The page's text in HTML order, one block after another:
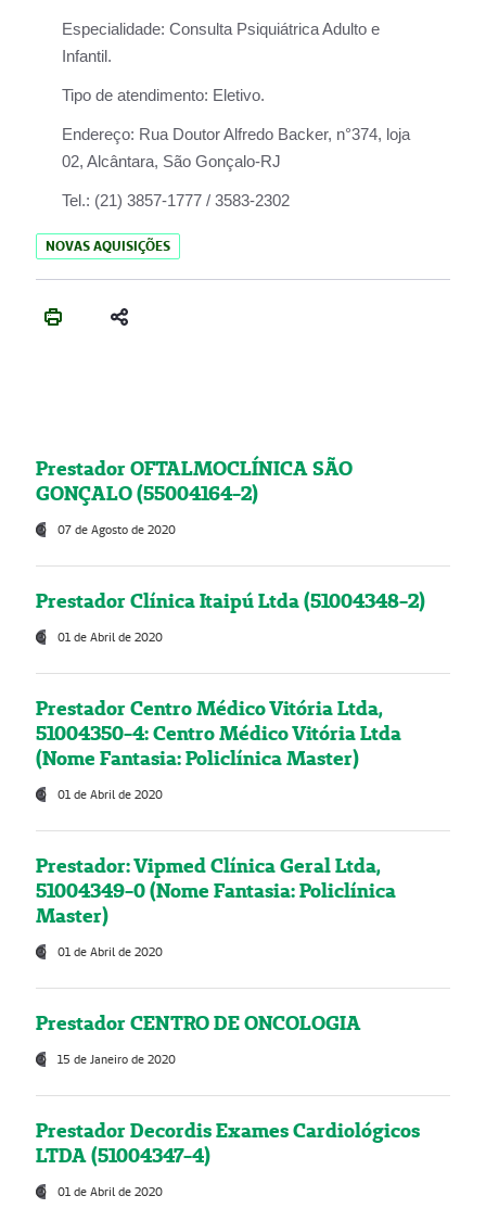
Especialidade: Consulta Psiquiátrica Adulto e
Infantil.
Tipo de atendimento: Eletivo.
Endereço: Rua Doutor Alfredo Backer, n°374, loja
02, Alcântara, São Gonçalo-RJ
Tel.: (21) 3857-1777 / 3583-2302
NOVAS AQUISIÇÕES
Prestador OFTALMOCLÍNICA SÃO
GONÇALO (55004164-2)
07 de Agosto de 2020
Prestador Clínica Itaipú Ltda (51004348-2)
01 de Abril de 2020
Prestador Centro Médico Vitória Ltda,
51004350-4: Centro Médico Vitória Ltda
(Nome Fantasia: Policlínica Master)
01 de Abril de 2020
Prestador: Vipmed Clínica Geral Ltda,
51004349-0 (Nome Fantasia: Policlínica
Master)
01 de Abril de 2020
Prestador CENTRO DE ONCOLOGIA
15 de Janeiro de 2020
Prestador Decordis Exames Cardiológicos
LTDA (51004347-4)
01 de Abril de 2020